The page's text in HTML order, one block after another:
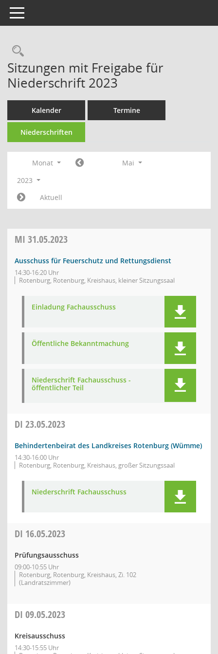
Toggle navigation
Rechercheauswahl
Sitzungen mit Freigabe für
Niederschrift 2023
Kalender Termine
Niederschriften
Monat
Mai
2023
Aktuell
MI 31.05.2023
Ausschuss für Feuerschutz und Rettungsdienst
14:30-16:20 Uhr
Rotenburg, Rotenburg, Kreishaus, kleiner Sitzungssaal
Einladung Fachausschuss
Öffentliche Bekanntmachung
Niederschrift Fachausschuss -
öffentlicher Teil
DI 23.05.2023
Behindertenbeirat des Landkreises Rotenburg (Wümme)
14:30-16:00 Uhr
Rotenburg, Rotenburg, Kreishaus, großer Sitzungssaal
Niederschrift Fachausschuss
DI 16.05.2023
Prüfungsausschuss
09:00-10:55 Uhr
Rotenburg, Rotenburg, Kreishaus, Zi. 102
(Landratszimmer)
DI 09.05.2023
Kreisausschuss
14:30-15:55 Uhr